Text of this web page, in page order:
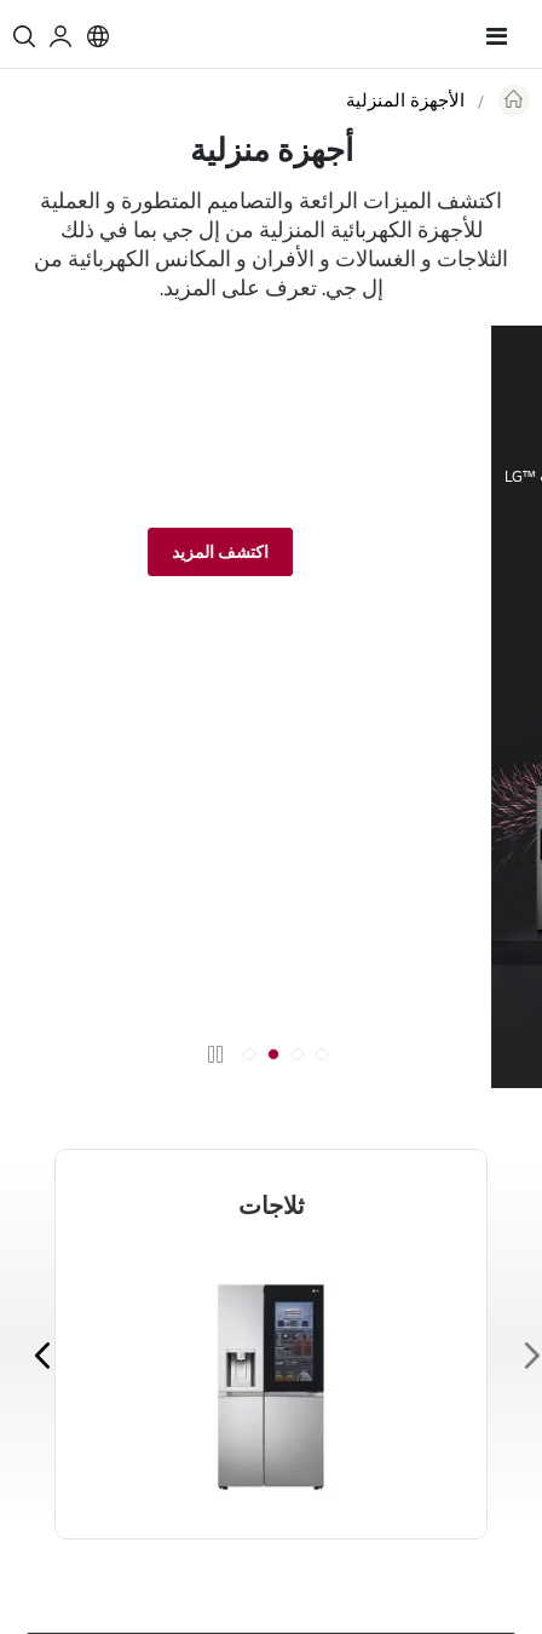
Toggle
الأجهزة المنزلية
أجهزة منزلية
اكتشف الميزات الرائعة والتصاميم المتطورة و العملية
للأجهزة الكهربائية المنزلية من إل جي بما في ذلك
الثلاجات و الغسالات و الأفران و المكانس الكهربائية من
إل جي. تعرف على المزيد.
اكتشف المزيد
ثلاجات